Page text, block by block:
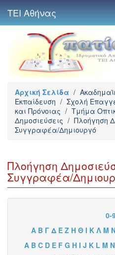
ΤΕΙ Αθήνας
Αρχική Σελίδα /
Εκπαίδευση / Σχολή
και Πρόνοιας / Τμήμα
Δημοσιεύσεις / Πλοήγηση
Συγγραφέα/Δημιουργό
Πλοήγηση
Συγγραφέα/
0-
Α Β Γ Δ Ε Ζ Η Θ Ι Κ Λ Μ
A B C D E F G H I J K L M N